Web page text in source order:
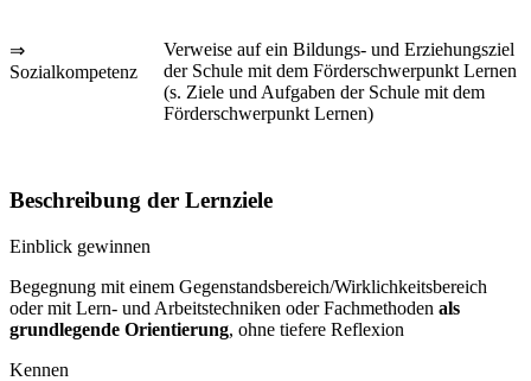
⇒
Sozialkompetenz
Verweise auf ein Bildungs- und Erziehungsziel
der Schule mit dem Förderschwerpunkt Lernen
(s. Ziele und Aufgaben der Schule mit dem
Förderschwerpunkt Lernen)
Beschreibung der Lernziele
Einblick gewinnen
Begegnung mit einem Gegenstandsbereich/Wirklichkeitsbereich
oder mit Lern- und Arbeitstechniken oder Fachmethoden als
grundlegende Orientierung, ohne tiefere Reflexion
Kennen